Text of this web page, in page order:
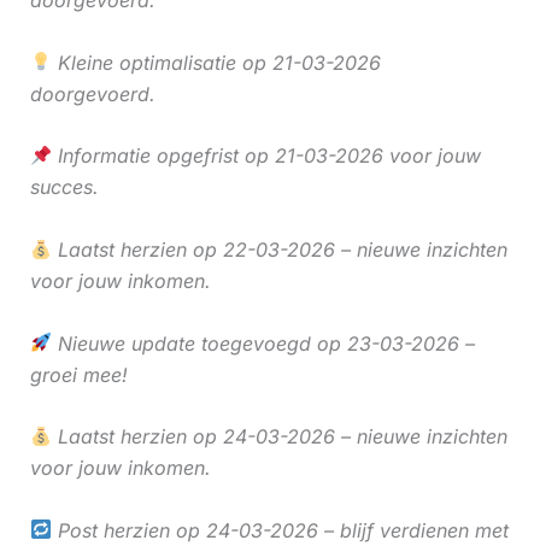
Kleine optimalisatie op 21-03-2026
doorgevoerd.
Informatie opgefrist op 21-03-2026 voor jouw
succes.
Laatst herzien op 22-03-2026 – nieuwe inzichten
voor jouw inkomen.
Nieuwe update toegevoegd op 23-03-2026 –
groei mee!
Laatst herzien op 24-03-2026 – nieuwe inzichten
voor jouw inkomen.
Post herzien op 24-03-2026 – blijf verdienen met